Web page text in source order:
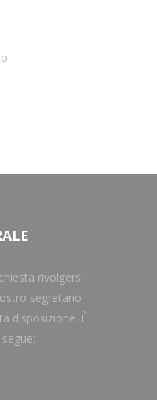
rivolgersi
segretario
disposizione. È